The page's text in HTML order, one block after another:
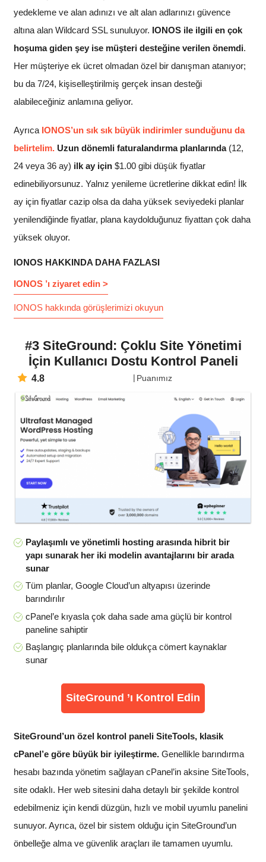
yedekleme ve alan adınızı ve alt alan adlarınızı güvence
altına alan Wildcard SSL sunuluyor. IONOS ile ilgili en çok
hoşuma giden şey ise müşteri desteğine verilen önemdi.
Her müşteriye ek ücret olmadan özel bir danışman atanıyor;
bu da 7/24, kişiselleştirilmiş gerçek insan desteği
alabileceğiniz anlamına geliyor.
Ayrıca IONOS’un sık sık büyük indirimler sunduğunu da
belirtelim. Uzun dönemli faturalandırma planlarında(12,
24 veya 36 ay) ilk ay için $1.00 gibi düşük fiyatlar
edinebiliyorsunuz. Yalnız yenileme ücretlerine dikkat edin! İlk
ay için fiyatlar cazip olsa da daha yüksek seviyedeki planlar
yenilendiğinde fiyatlar, plana kaydolduğunuz fiyattan çok daha
yüksek oluyor.
IONOS HAKKINDA DAHA FAZLASI
IONOS ’ı ziyaret edin >
IONOS hakkında görüşlerimizi okuyun
#3 SiteGround: Çoklu Site Yönetimi
İçin Kullanıcı Dostu Kontrol Paneli
4.8 Puanımız
Paylaşımlı ve yönetimli hosting arasında hibrit bir
yapı sunarak her iki modelin avantajlarını bir arada
sunar
Tüm planlar, Google Cloud’un altyapısı üzerinde
barındırılır
cPanel’e kıyasla çok daha sade ama güçlü bir kontrol
paneline sahiptir
Başlangıç planlarında bile oldukça cömert kaynaklar
sunar
SiteGround ’ı Kontrol Edin
SiteGround’un özel kontrol paneli SiteTools, klasik
cPanel’e göre büyük bir iyileştirme. Genellikle barındırma
hesabı bazında yönetim sağlayan cPanel’in aksine SiteTools,
site odaklı. Her web sitesini daha detaylı bir şekilde kontrol
edebilmeniz için kendi düzgün, hızlı ve mobil uyumlu panelini
sunuyor. Ayrıca, özel bir sistem olduğu için SiteGround’un
önbelleğe alma ve güvenlik araçları ile tamamen uyumlu.